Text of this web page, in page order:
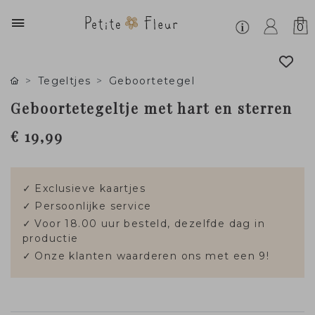
0
Tegeltjes Geboortetegel
Geboortetegeltje met hart en sterren
€ 19,99
✓ Exclusieve kaartjes
✓ Persoonlijke service
✓ Voor 18.00 uur besteld, dezelfde dag in
productie
✓ Onze klanten waarderen ons met een 9!